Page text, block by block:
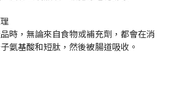
時，無論來自食物或補充劑，都會在消
氨基酸和短肽，然後被腸道吸收。